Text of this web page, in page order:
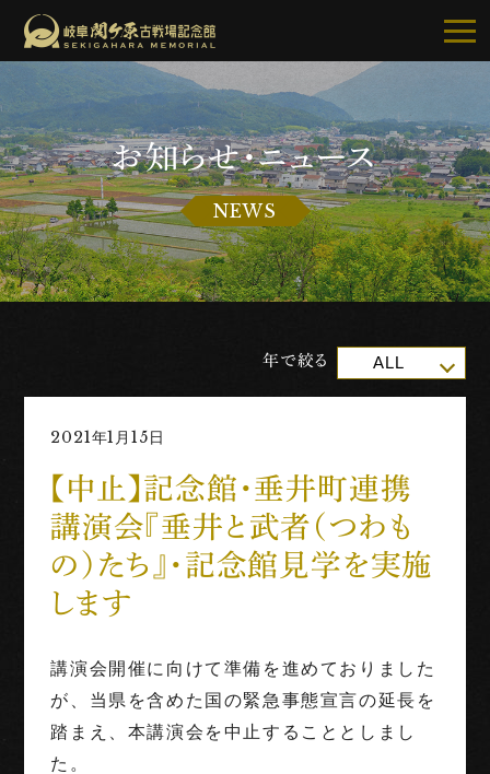
記念館について
ご利用案内
お知らせ
世界三大古戦場
1階映像展示予約
お知らせ・ニュース
NEWS
年で絞る ALL
2021年1月15日
【中止】記念館・垂井町連携
講演会『垂井と武者（つわも
の）たち』・記念館見学を実施
します
講演会開催に向けて準備を進めておりました
が、当県を含めた国の緊急事態宣言の延長を
踏まえ、本講演会を中止することとしまし
た。